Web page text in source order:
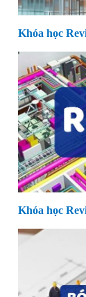
Khóa học
Khóa học